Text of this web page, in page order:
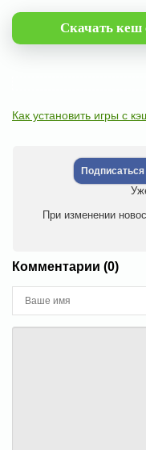
Скачать кеш
Как установить игры с
При изменении
Комментарии (0)